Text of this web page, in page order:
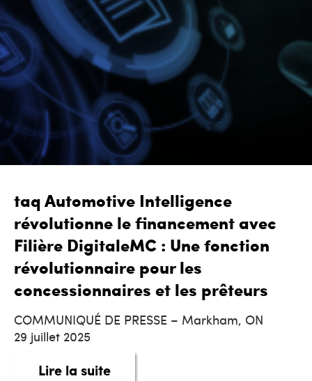
taq Automotive Intelligence
révolutionne le financement avec
Filière DigitaleMC : Une fonction
révolutionnaire pour les
concessionnaires et les prêteurs
COMMUNIQUÉ DE PRESSE – Markham, ON
29 juillet 2025
Lire la suiteabout taq Automotive